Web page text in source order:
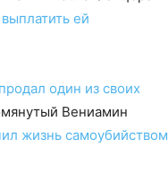
выплатить ей
один из своих
Вениамин
жизнь самоубийством